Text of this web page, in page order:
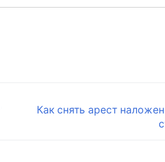
Следующая
Как снять арест